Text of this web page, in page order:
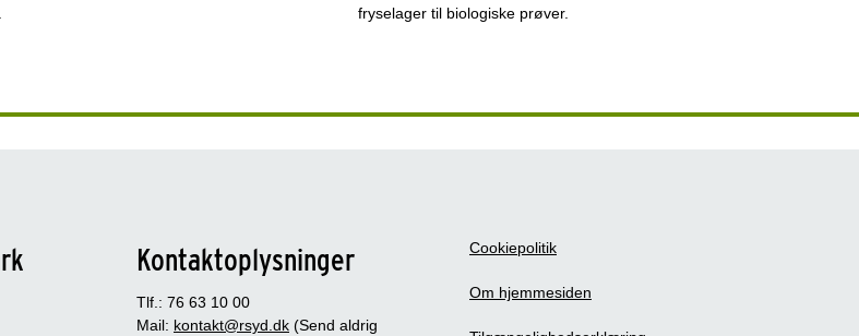
fryselager til biologiske prøver.
Kontaktoplysninger
Tlf.: 76 63 10 00
Mail: kontakt@rsyd.dk (Send aldrig
Cookiepolitik
Om hjemmesiden